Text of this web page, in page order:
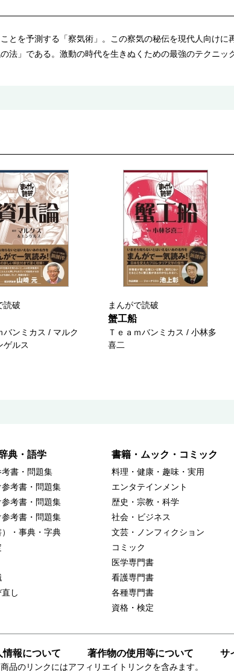
とを予測する「察気術」。この察気の秘伝を現代人向けに
法」である。激動の時代を生きぬくための最強のテクニッ
読破
バンミカス / マルク
ゲルス
まんがで読破
蟹工船
Ｔｅａｍバンミカス / 小林多
喜二
典・語学
書・問題集
考書・問題集
考書・問題集
考書・問題集
・事典・字典
し
書籍・ムック・コミック
料理・健康・趣味・実用
エンタテインメント
歴史・宗教・科学
社会・ビジネス
文芸・ノンフィクション
コミック
医学専門書
看護専門書
各種専門書
資格・検定
情報について 著作物の使用等について サ
商品のリンクにはアフィリエイトリンクを含みます。